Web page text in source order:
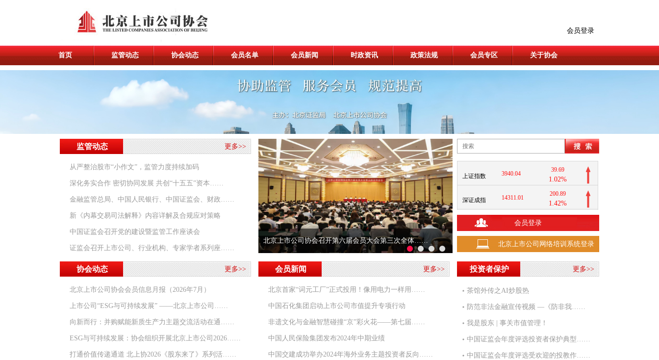
会员登录
首页 监管动态 协会动态 会员名单 会员新闻 时政资讯 政策法规 会员专区 关于协会
监管动态 更多>>
从严整治股市“小作文”，监管力度持续加码
深化务实合作 密切协同发展 共创“十五五”资本……
金融监管总局、中国人民银行、中国证监会、财政……
新《内幕交易司法解释》内容详解及合规应对策略
中国证监会召开党的建设暨监管工作座谈会
证监会召开上市公司、行业机构、专家学者系列座……
协会动态 更多>>
北京上市公司协会会员信息月报（2026年7月）
上市公司“ESG与可持续发展” ——北京上市公司……
向新而行：并购赋能新质生产力主题交流活动在通……
ESG与可持续发展：协会组织开展北京上市公司2026……
打通价值传递通道 北上协2026《股东来了》系列活……
北京上市公司协会召开第六届会员大会第三次全体……
会员新闻 更多>>
北京首家“词元工厂”正式投用！像用电力一样用……
中国石化集团启动上市公司市值提升专项行动
非遗文化与金融智慧碰撞“京”彩火花——第七届……
中国人民保险集团发布2024年中期业绩
中国交建成功举办2024年海外业务主题投资者反向……
上证指数 3940.04
39.69
1.02%
深证成指 14311.01
200.89
1.42%
北证50 1134.24
恒生指数 25668.030
137.750
0.54%
会员登录
北京上市公司网络培训系统登录
投资者保护 更多>>
茶馆外传之AI炒股热
防范非法金融宣传视频 —《防非我……
我是股东 | 事关市值管理！
中国证监会年度评选投资者保护典型……
中国证监会年度评选受欢迎的投教作……